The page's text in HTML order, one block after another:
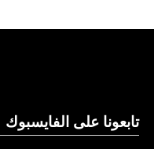
النهار
تابعونا على الفايسبوك